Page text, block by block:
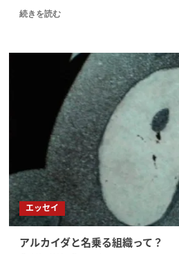
続きを読む
エッセイ
アルカイダと名乗る組織って？